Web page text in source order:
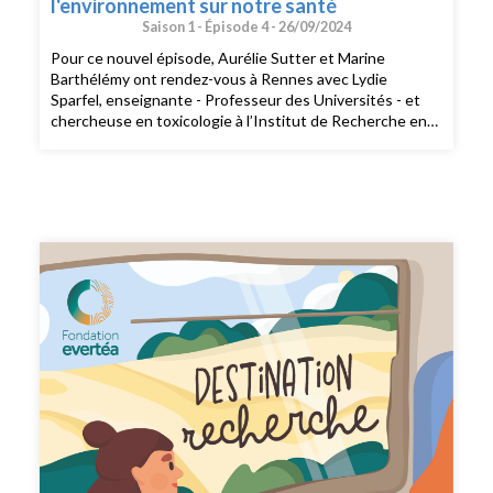
l'environnement sur notre santé
Saison 1 - Épisode 4 - 26/09/2024
Pour ce nouvel épisode, Aurélie Sutter et Marine
Barthélémy ont rendez-vous à Rennes avec Lydie
Sparfel, enseignante - Professeur des Universités - et
chercheuse en toxicologie à l’Institut de Recherche en
humainenous explique son double métier d'enseignante
et de chercheuse en toxicologiepartage sa passion pour
la toxicologie et ce qui l'anime au quotidien dans son
métiernous raconte les familles de polluants sur lesquels
elle travaille, notamment les HAP ( Hydrocarbures
Aromatiques Polycycliques) et les PFAS (les substances
per- et polyfluoroalkylées, également appelées polluants
éternels du fait de leur persistance dans
l’environnement)partage quelques conseils pour
diminuer notre exposition aux polluants de
l'environnementdécrypte l'envers du décors de la
recherche : la recherche de financements, la publication